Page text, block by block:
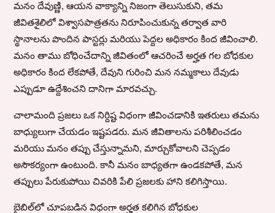
మనం దేవుణ్ణి, ఆయన వాక్యాన్ని నిజంగా తెలుసుకుని, తమ
జీవితశైలిలో విశ్వాసపాత్రతను నిరూపించుకున్న తర్వాత వారి
స్థానాలను పొందిన పాస్టర్లు మరియు పెద్దల అధికారం కింద జీవించాలి.
మనం తాము బోధించేదాన్ని జీవితంలో ఆచరించే అర్హత గల బోధకుల
అధికారం కింద లేకపోతే, దేవుని గురించి మన నమ్మకాలు దేవుడు
ఎప్పుడూ ఉద్దేశించని దానిగా మారవచ్చు.
చాలామంది ప్రజలు ఒక నిర్దిష్ట విధంగా జీవించడానికి ఇతరులు తమను
బాధ్యులుగా చేయడం ఇష్టపడరు. మన జీవితాలను పరిశీలించడం
మరియు మనం తప్పు చేస్తున్నామని, మార్చుకోవాలని చెప్పడం
అసౌకర్యంగా ఉంటుంది. కానీ మనం బాధ్యతగా ఉండకపోతే, మన
తప్పులు పేరుకుపోయి చివరికి పేలి ప్రజలకు హాని కలిగిస్తాయి.
బైబిల్‌లో చూపబడిన విధంగా అర్హత కలిగిన బోధకుల